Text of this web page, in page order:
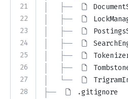
21
22
23
24
25
26
27
28
│   ├──
│   ├──
│   ├──
│   ├──
│   ├──
│   ├──
│   └──
├──
.gitignore